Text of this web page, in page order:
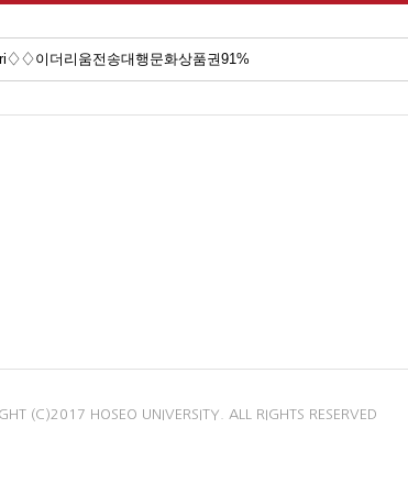
(C)2017 HOSEO UNIVERSITY. ALL RIGHTS RESERVED